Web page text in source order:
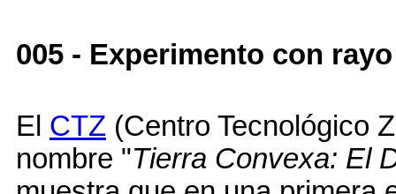
005 - Experimento con
El CTZ (Centro Tecnológico
nombre "Tierra Convexa: El